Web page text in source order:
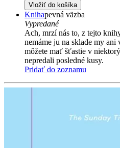
Vložiť do košíka
Knihapevná väzba
Vypredané
Ach, mrzí nás to, z tejto
nemáme ju na sklade my
môžete mať šťastie v
nepredali posledné kusy.
Pridať do zoznamu